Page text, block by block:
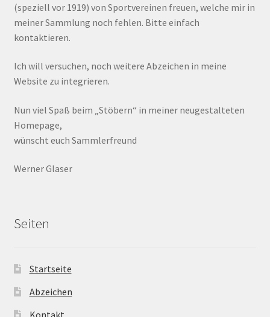
(speziell vor 1919) von Sportvereinen freuen, welche mir in
meiner Sammlung noch fehlen. Bitte einfach
kontaktieren.
Ich will versuchen, noch weitere Abzeichen in meine
Website zu integrieren.
Nun viel Spaß beim „Stöbern“ in meiner neugestalteten
Homepage,
wünscht euch Sammlerfreund
Werner Glaser
Seiten
Startseite
Abzeichen
Kontakt